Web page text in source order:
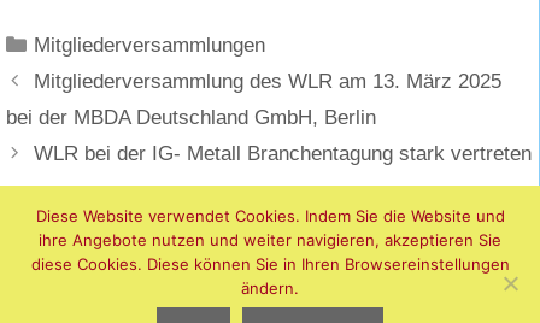
Kategorien
Mitgliederversammlungen
Mitgliederversammlung des WLR am 13. März 2025
bei der MBDA Deutschland GmbH, Berlin
WLR bei der IG- Metall Branchentagung stark vertreten
Diese Website verwendet Cookies. Indem Sie die Website und
ihre Angebote nutzen und weiter navigieren, akzeptieren Sie
diese Cookies. Diese können Sie in Ihren Browsereinstellungen
ändern.